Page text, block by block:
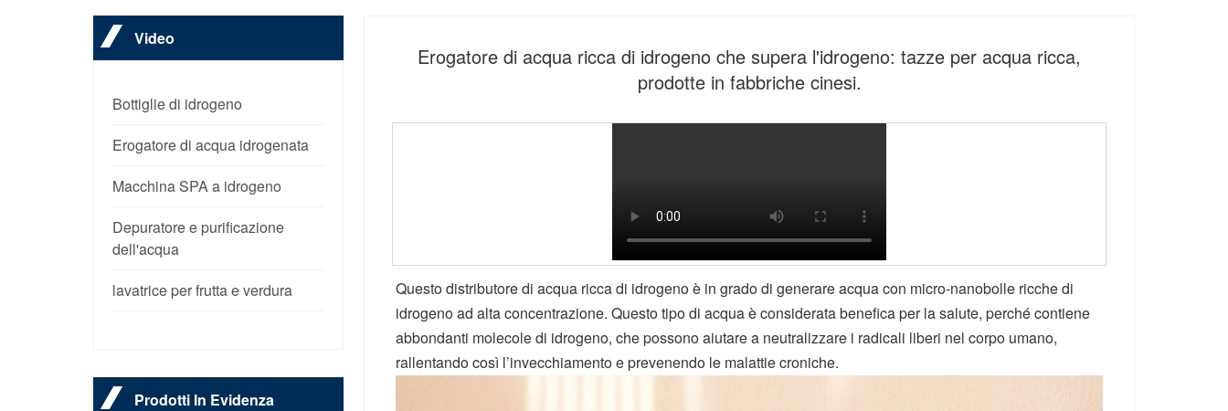
Video
Bottiglie di idrogeno
Erogatore di acqua idrogenata
Macchina SPA a idrogeno
Depuratore e purificazione
dell'acqua
lavatrice per frutta e verdura
Prodotti In Evidenza
Erogatore di acqua ricca di idrogeno che supera l'idrogeno: tazze per acqua ricca,
prodotte in fabbriche cinesi.
Questo distributore di acqua ricca di idrogeno è in grado di generare acqua con micro-nanobolle ricche di
idrogeno ad alta concentrazione. Questo tipo di acqua è considerata benefica per la salute, perché contiene
abbondanti molecole di idrogeno, che possono aiutare a neutralizzare i radicali liberi nel corpo umano,
rallentando così l’invecchiamento e prevenendo le malattie croniche.